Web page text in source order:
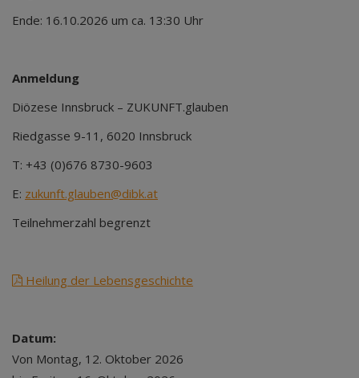
Ende: 16.10.2026 um ca. 13:30 Uhr
Anmeldung
Diözese Innsbruck – ZUKUNFT.glauben
Riedgasse 9-11, 6020 Innsbruck
T: +43 (0)676 8730-9603
E: zukunft.glauben@dibk.at
Teilnehmerzahl begrenzt
Heilung der Lebensgeschichte
Datum:
Von Montag, 12. Oktober 2026